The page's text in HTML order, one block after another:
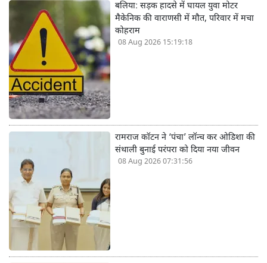
बलिया: सड़क हादसे में घायल युवा मोटर
मैकेनिक की वाराणसी में मौत, परिवार में मचा
कोहराम
08 Aug 2026 15:19:18
रामराज कॉटन ने ‘पंचा’ लॉन्च कर ओडिशा की
संथाली बुनाई परंपरा को दिया नया जीवन
08 Aug 2026 07:31:56